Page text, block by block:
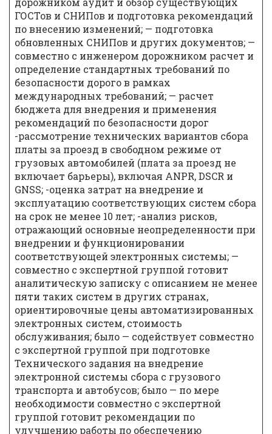
ГОСТов и СНИПов и подготовка рекомендаций
по внесению изменений; — подготовка
обновленных СНИПов и других документов; —
совместно с инженером дорожником расчет и
определение стандартных требований по
безопасности дорого в рамках
международных требований; — расчет
бюджета для внедрения и применения
рекомендаций по безопасности дорог
-рассмотрение технических вариантов сбора
платы за проезд в свободном режиме от
грузовых автомобилей (плата за проезд не
включает барьеры), включая ANPR, DSCR и
GNSS; -оценка затрат на внедрение и
эксплуатацию соответствующих систем сбора
на срок не менее 10 лет; -анализ рисков,
отражающий основные неопределенности при
внедрении и функционировании
соответствующей электронных системы; —
совместно с экспертной группой готовит
аналитическую записку с описанием не менее
пяти таких систем в других странах,
ориентировочные цены автоматизированных
электронных систем, стоимость
обслуживания; было — содействует совместно
с экспертной группой при подготовке
Технического задания на внедрение
электронной системы сбора с грузового
транспорта и автобусов; было — по мере
необходимости совместно с экспертной
группой готовит рекомендации по
улучшению работы по обеспечению